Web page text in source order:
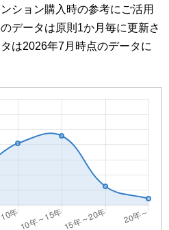
ション購入時の参考にご活用
データは原則1か月毎に更新さ
は2026年7月時点のデータに